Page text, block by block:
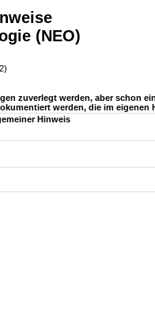
(NEO)
zuverlegt werden, aber schon
werden, die im eigenen
Hinweis